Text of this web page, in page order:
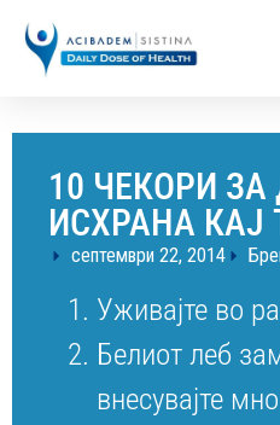
10 ЧЕКОРИ ЗА
ИСХРАНА КАЈ
септември 22, 2014
Уживајте во
Белиот леб
внесувајте